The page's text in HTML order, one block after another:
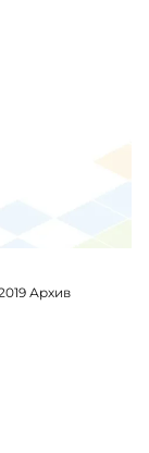
Архив